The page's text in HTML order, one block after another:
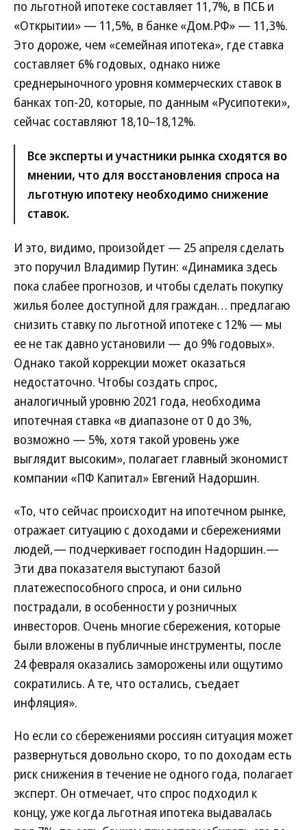
по льготной ипотеке составляет 11,7%, в ПСБ и
«Открытии» — 11,5%, в банке «Дом.РФ» — 11,3%.
Это дороже, чем «семейная ипотека», где ставка
составляет 6% годовых, однако ниже
среднерыночного уровня коммерческих ставок в
банках топ-20, которые, по данным «Русипотеки»,
сейчас составляют 18,10–18,12%.
Все эксперты и участники рынка сходятся во
мнении, что для восстановления спроса на
льготную ипотеку необходимо снижение
ставок.
И это, видимо, произойдет — 25 апреля сделать
это поручил Владимир Путин: «Динамика здесь
пока слабее прогнозов, и чтобы сделать покупку
жилья более доступной для граждан… предлагаю
снизить ставку по льготной ипотеке с 12% — мы
ее не так давно установили — до 9% годовых».
Однако такой коррекции может оказаться
недостаточно. Чтобы создать спрос,
аналогичный уровню 2021 года, необходима
ипотечная ставка «в диапазоне от 0 до 3%,
возможно — 5%, хотя такой уровень уже
выглядит высоким», полагает главный экономист
компании «ПФ Капитал» Евгений Надоршин.
«То, что сейчас происходит на ипотечном рынке,
отражает ситуацию с доходами и сбережениями
людей,— подчеркивает господин Надоршин.—
Эти два показателя выступают базой
платежеспособного спроса, и они сильно
пострадали, в особенности у розничных
инвесторов. Очень многие сбережения, которые
были вложены в публичные инструменты, после
24 февраля оказались заморожены или ощутимо
сократились. А те, что остались, съедает
инфляция».
Но если со сбережениями россиян ситуация может
развернуться довольно скоро, то по доходам есть
риск снижения в течение не одного года, полагает
эксперт. Он отмечает, что спрос подходил к
концу, уже когда льготная ипотека выдавалась